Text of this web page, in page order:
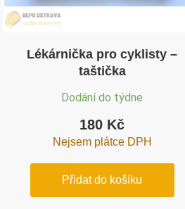
Lékárnička pro cyklisty –
taštička
Dodání do týdne
180 Kč
Nejsem plátce DPH
Přidat do košíku